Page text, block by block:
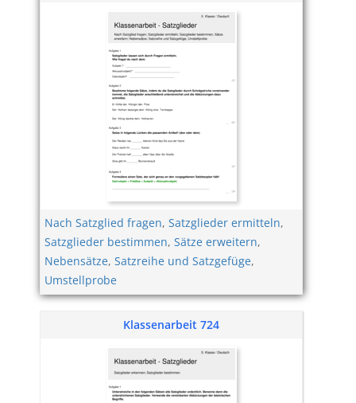
Nach Satzglied fragen, Satzglieder ermitteln,
Satzglieder bestimmen, Sätze erweitern,
Nebensätze, Satzreihe und Satzgefüge,
Umstellprobe
Klassenarbeit 724